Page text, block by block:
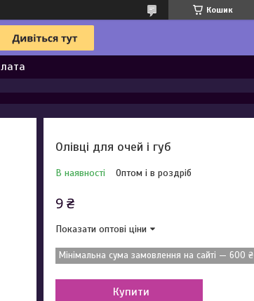
Кошик
Олівці для очей і губ
В наявності Оптом і в роздріб
9 ₴
Показати оптові ціни
Мінімальна сума замовлення на сайті — 600 ₴
Купити